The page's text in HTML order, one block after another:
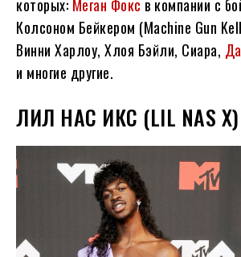
которых: Меган Фокс в компании с
Колсоном Бейкером (Machine Gun
Винни Харлоу, Хлоя Бэйли, Сиара,
и многие другие.
ЛИЛ НАС ИКС (LIL NAS X)